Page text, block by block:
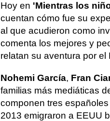
Hoy en 'Mientras los
cuentan cómo fue su
al que acudieron como
comenta los mejores y
relatan su aventura por el
Nohemi García, Fran
familias más mediáticas
componen tres
2013 emigraron a EEUU